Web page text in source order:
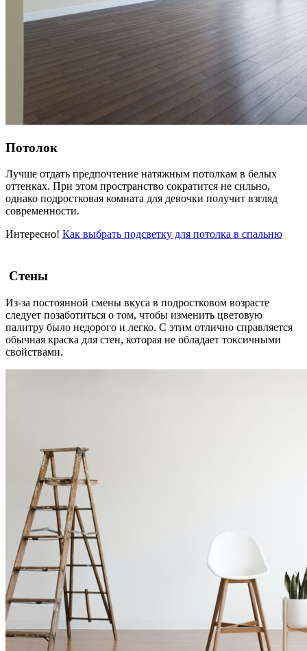
Потолок
Лучше отдать предпочтение натяжным потолкам в белых
оттенках. При этом пространство сократится не сильно,
однако подростковая комната для девочки получит взгляд
современности.
Интересно! Как выбрать подсветку для потолка в спальню
Стены
Из-за постоянной смены вкуса в подростковом возрасте
следует позаботиться о том, чтобы изменить цветовую
палитру было недорого и легко. С этим отлично справляется
обычная краска для стен, которая не обладает токсичными
свойствами.